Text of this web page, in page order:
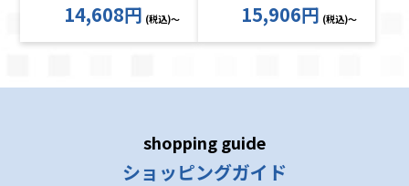
14,608円 (税込)～ 15,906円 (税込)～
shopping guide
ショッピングガイド